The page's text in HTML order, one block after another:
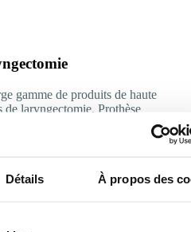
Détails À propos des
gamme de produits de haute
de laryngectomie. Prothèse
canules, accessoires, etc…